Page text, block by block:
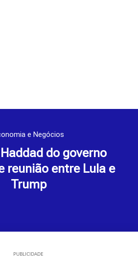
e Negócios
do governo
reunião entre Lula e
Trump
PUBLICIDADE